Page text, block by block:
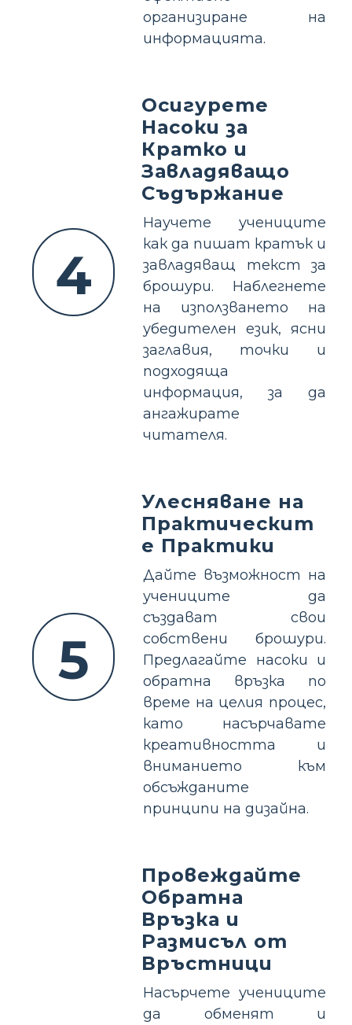
организиране на
информацията.
4
Осигурете
Насоки за
Кратко и
Завладяващо
Съдържание
Научете учениците
как да пишат кратък и
завладяващ текст за
брошури. Наблегнете
на използването на
убедителен език, ясни
заглавия, точки и
подходяща
информация, за да
ангажирате
читателя.
5
Улесняване на
Практическит
е Практики
Дайте възможност на
учениците да
създават свои
собствени брошури.
Предлагайте насоки и
обратна връзка по
време на целия процес,
като насърчавате
креативността и
вниманието към
обсъжданите
принципи на дизайна.
Провеждайте
Обратна
Връзка и
Размисъл от
Връстници
Насърчете учениците
да обменят и